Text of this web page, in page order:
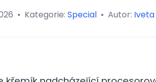
• Kategorie: Special • Autor: Iveta